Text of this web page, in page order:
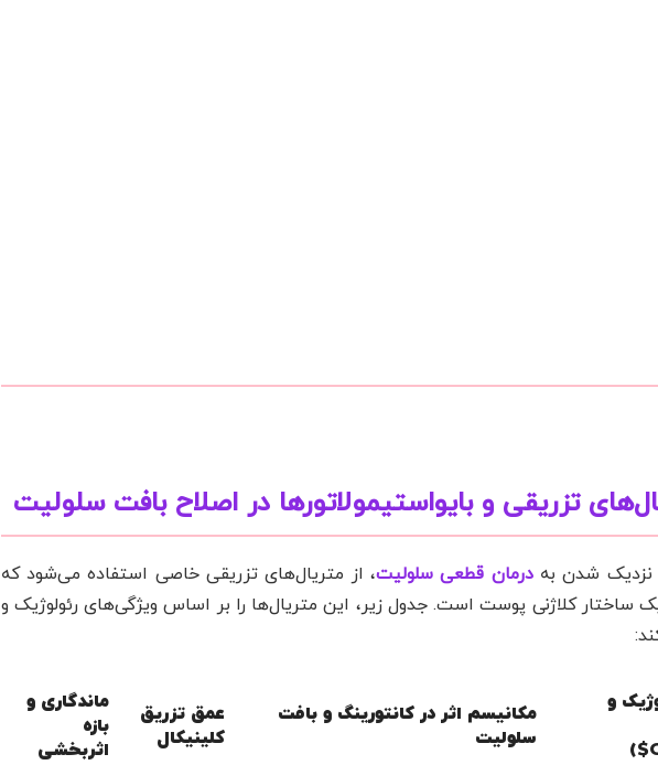
تزریقی و بایواستیمولاتورها در اصلاح بافت سلولیت
نزدیک شدن بهدرمان قطعی سلولیت، از متریال‌های تزریقی خاصی استفاده می‌شود که
کلاژنی پوست است. جدول زیر، این متریال‌ها را بر اساس ویژگی‌های رئولوژیک و
و
مکانیسم اثر در کانتورینگ و بافت
سلولیت
عمق تزریق
کلینیکال
ماندگاری و
بازه
اثربخشی